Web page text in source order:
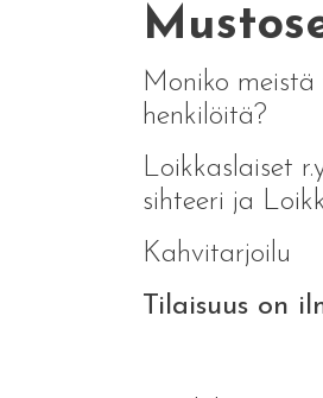
Moniko
henkilöitä?
Loikkaslaiset
sihteeri ja
Kahvitarjoilu
Tilaisuus on